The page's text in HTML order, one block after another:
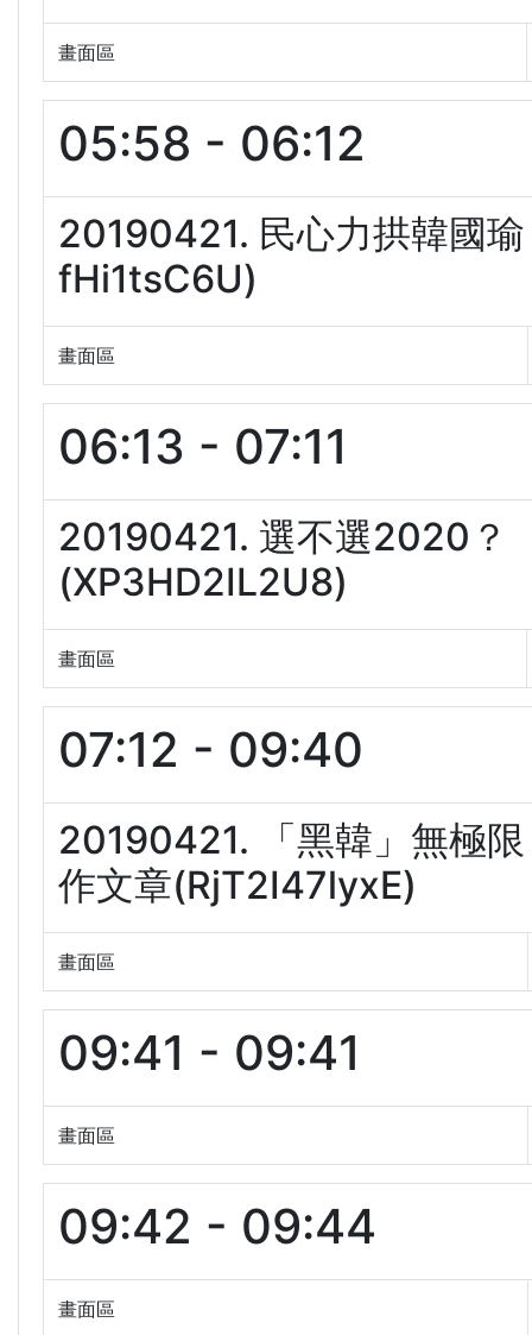
畫面區
05:58 - 06:12
20190421. 民心力拱韓國
fHi1tsC6U)
畫面區
06:13 - 07:11
20190421. 選不選2020？
(XP3HD2IL2U8)
畫面區
07:12 - 09:40
20190421. 「黑韓」無極
作文章(RjT2I47lyxE)
畫面區
09:41 - 09:41
畫面區
09:42 - 09:44
畫面區